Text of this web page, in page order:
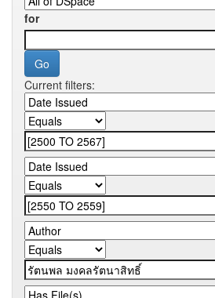
for
Current filters: